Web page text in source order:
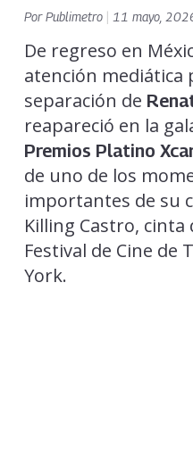
PorPublimetro 11 mayo,
De regreso en
atención mediática
separación de
reapareció en la
Premios Platino
de uno de los
importantes de su
Killing Castro,
Festival de Cine de
York.